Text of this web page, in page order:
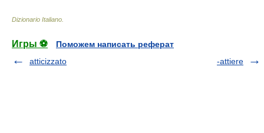
Dizionario Italiano
Игры ⚽
Поможем написать реферат
atticizzato
-attiere